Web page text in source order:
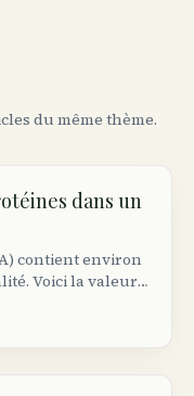
du même thème.
dans un
contient environ
Voici la valeur
quotidien.